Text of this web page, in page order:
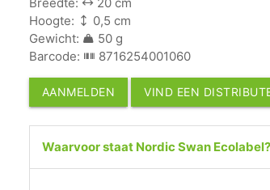
Breedte:
20 cm
Hoogte:
0,5 cm
Gewicht:
50 g
Barcode:
8716254001060
AANMELDEN VIND EEN
Waarvoor staat Nordic Swan Ecolabel?